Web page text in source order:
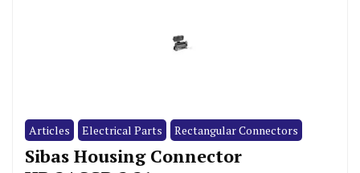
Articles Electrical Parts Rectangular Connectors
Sibas Housing Connector